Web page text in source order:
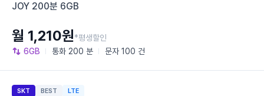
JOY 200분 6GB
6GB 통화 200 분 문자 100 건
월 1,210원*평생할인
SKT BEST LTE